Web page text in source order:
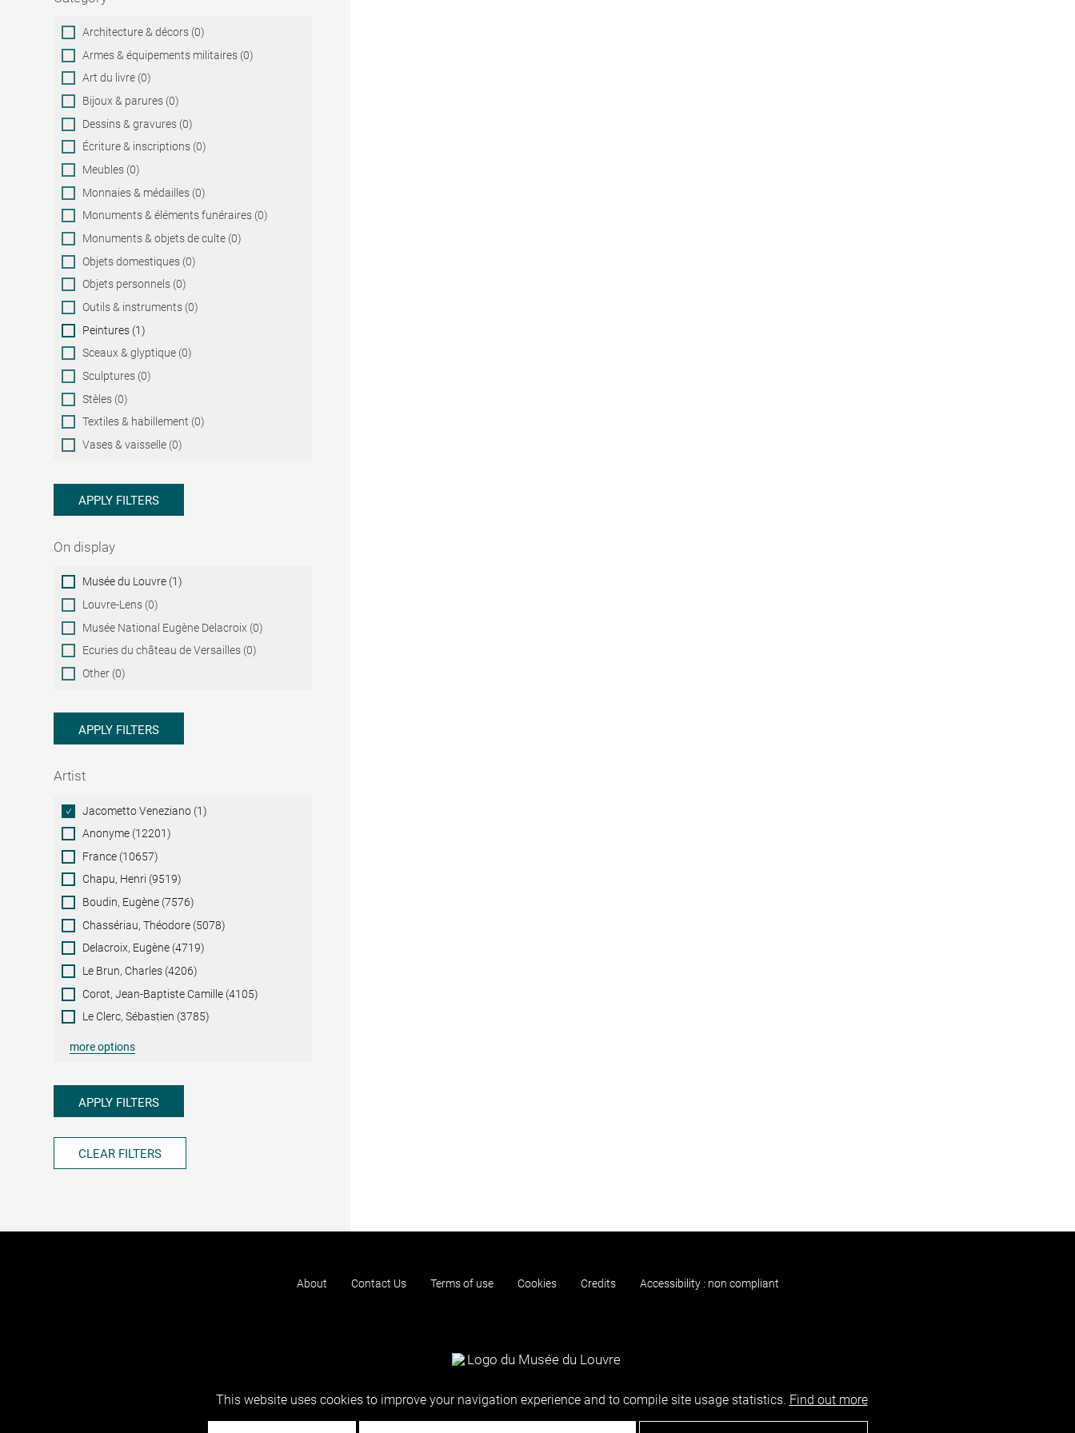
Category
Architecture & décors (0)
Armes & équipements militaires (0)
Art du livre (0)
Bijoux & parures (0)
Dessins & gravures (0)
Écriture & inscriptions (0)
Meubles (0)
Monnaies & médailles (0)
Monuments & éléments funéraires (0)
Monuments & objets de culte (0)
Objets domestiques (0)
Objets personnels (0)
Outils & instruments (0)
Peintures (1)
Sceaux & glyptique (0)
Sculptures (0)
Stèles (0)
Textiles & habillement (0)
Vases & vaisselle (0)
APPLY FILTERS
On display
On
display
Musée du Louvre (1)
Louvre-Lens (0)
Musée National Eugène Delacroix (0)
Ecuries du château de Versailles (0)
Other (0)
APPLY FILTERS
Artist
ArtistJacometto Veneziano (1)
Anonyme (12201)
France (10657)
Chapu, Henri (9519)
Boudin, Eugène (7576)
Chassériau, Théodore (5078)
Delacroix, Eugène (4719)
Le Brun, Charles (4206)
Corot, Jean-Baptiste Camille (4105)
Le Clerc, Sébastien (3785)
more options
APPLY FILTERS
CLEAR FILTERS
About Contact Us Terms of use Cookies Credits Accessibility : non compliant
This website uses cookies to improve your navigation experience and to compile site usage statistics. Find out more